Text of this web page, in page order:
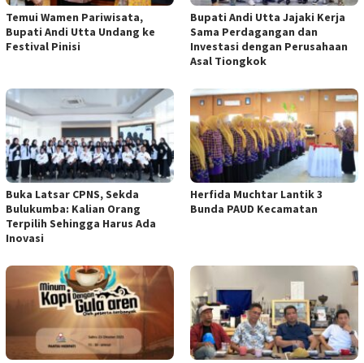
Temui Wamen Pariwisata,
Bupati Andi Utta Undang ke
Festival Pinisi
Bupati Andi Utta Jajaki Kerja
Sama Perdagangan dan
Investasi dengan Perusahaan
Asal Tiongkok
Buka Latsar CPNS, Sekda
Bulukumba: Kalian Orang
Terpilih Sehingga Harus Ada
Inovasi
Herfida Muchtar Lantik 3
Bunda PAUD Kecamatan